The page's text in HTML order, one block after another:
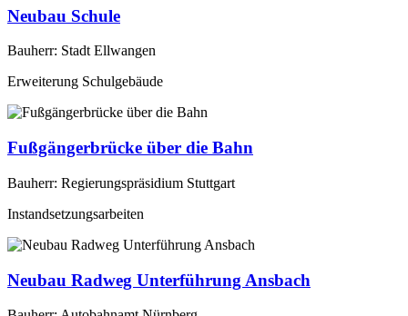
Neubau Schule
Bauherr: Stadt Ellwangen
Erweiterung Schulgebäude
Fußgängerbrücke über die Bahn
Bauherr: Regierungspräsidium Stuttgart
Instandsetzungsarbeiten
Neubau Radweg Unterführung Ansbach